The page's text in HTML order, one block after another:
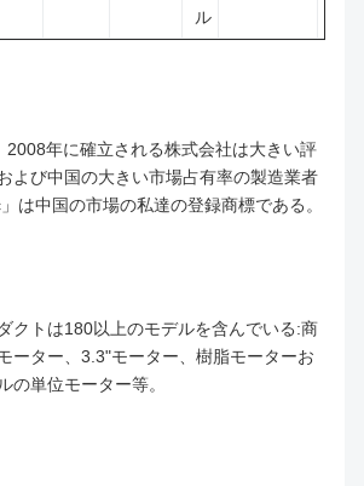
ル
2008年に確立される株式会社は大きい評
よび中国の大きい市場占有率の製造業者
は中国の市場の私達の登録商標である。
クトは180以上のモデルを含んでいる:商
ーター、3.3"モーター、樹脂モーターお
の単位モーター等。